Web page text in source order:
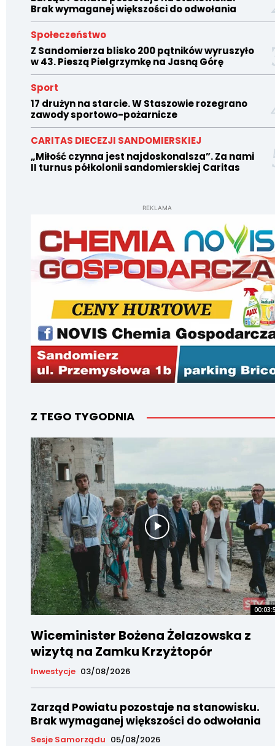
Brak wymaganej większości do odwołania
Społeczeństwo
Z Sandomierza blisko 200 pątników wyruszyło
w 43. Pieszą Pielgrzymkę na Jasną Górę
Sport
17 drużyn na starcie. W Staszowie rozegrano
zawody sportowo-pożarnicze
CARITAS DIECEZJI SANDOMIERSKIEJ
„Miłość czynna jest najdoskonalsza”. Za nami
II turnus półkolonii sandomierskiej Caritas
REKLAMA
Z TEGO TYGODNIA
Wiceminister Bożena Żelazowska z
wizytą na Zamku Krzyżtopór
Inwestycje 03/08/2026
Zarząd Powiatu pozostaje na stanowisku.
Brak wymaganej większości do odwołania
Sesje Samorządu 05/08/2026